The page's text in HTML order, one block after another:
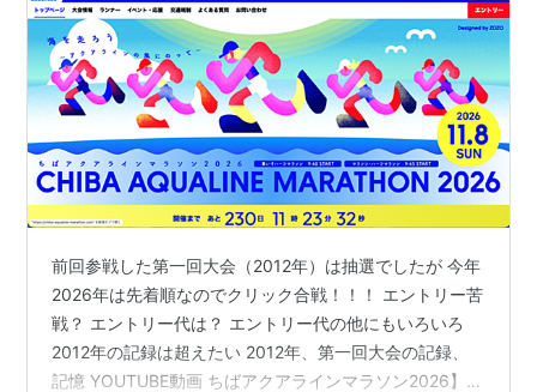
後援
(財)千葉県体育協会、千葉県体育指導委員連合会、
(社)千葉県商工会議所連合会、千葉県商工会連合
会、千葉県中小企業団体中央会、(社)千葉県経済協
議会、(社)千葉県経営者協会、千葉県経済同友会、
(社)千葉県観光物産協会、(社)千葉県バス協会、(社)
千葉県医師会、(社)千葉県看護協会、 国土交通省関
社、(株)千葉日報社、 千葉テレビ放送(株) 、(株)ベ
イエフエム
コース
前回参戦した第一回大会（2012年）は抽選でしたが 今年
2026年は先着順なのでクリック合戦！！！ エントリー苦
戦？ エントリー代は？ エントリー代の他にもいろいろ
2012年の記録は超えたい 2012年、第一回大会の記録、
記憶 YOUTUBE動画 ちばアクアラインマラソン2026】千